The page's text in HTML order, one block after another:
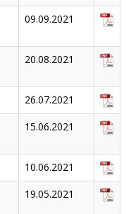
09.09.2021
20.08.2021
26.07.2021
15.06.2021
10.06.2021
19.05.2021